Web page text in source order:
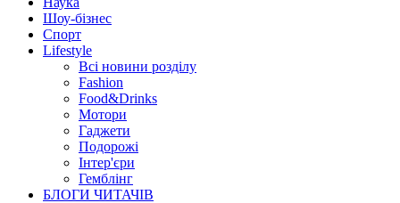
Шоу-бізнес
Спорт
Lifestyle
Всі новини розділу
Fashion
Food&Drinks
Мотори
Гаджети
Подорожі
Інтер'єри
Гемблінг
БЛОГИ ЧИТАЧІВ